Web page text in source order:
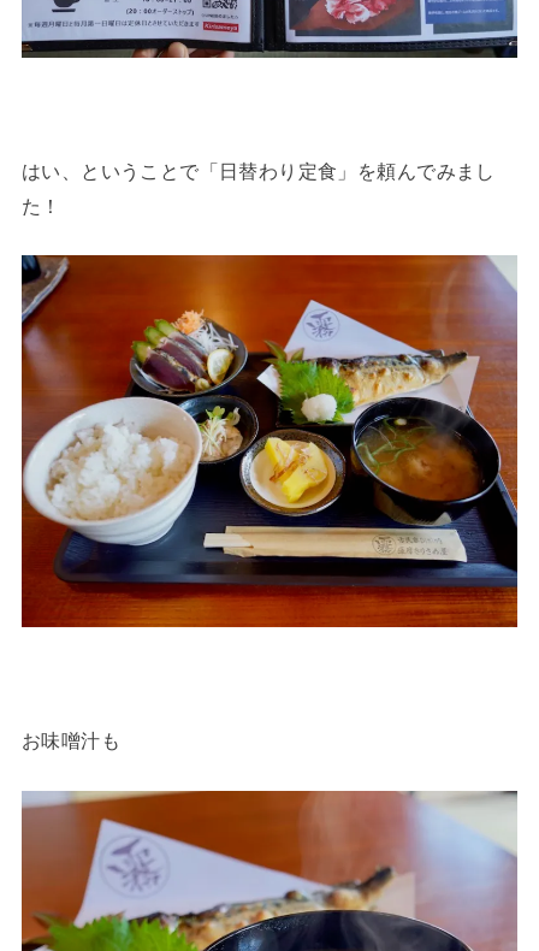
はい、ということで「日替わり定食」を頼んでみまし
た！
お味噌汁も